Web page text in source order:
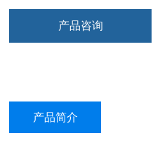
产品咨询
产品简介